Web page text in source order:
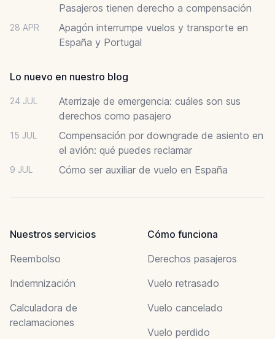
Pasajeros tienen derecho a compensación
28 APR
Apagón interrumpe vuelos y transporte en
España y Portugal
Lo nuevo en nuestro blog
24 JUL
Aterrizaje de emergencia: cuáles son sus
derechos como pasajero
15 JUL
Compensación por downgrade de asiento en
el avión: qué puedes reclamar
9 JUL Cómo ser auxiliar de vuelo en España
Nuestros servicios
Reembolso
Indemnización
Calculadora de
reclamaciones
Cómo funciona
Derechos pasajeros
Vuelo retrasado
Vuelo cancelado
Vuelo perdido